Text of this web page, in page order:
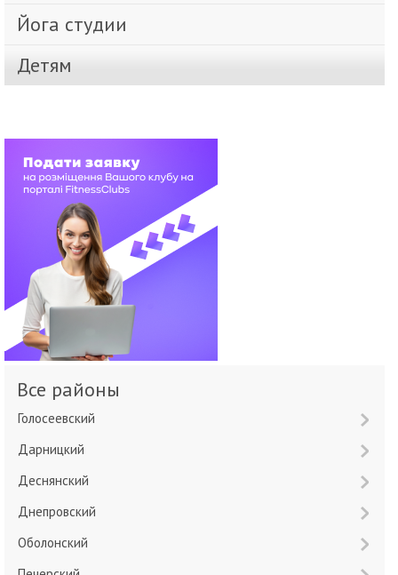
Йога студии
Детям
Все районы
Голосеевский
Дарницкий
Деснянский
Днепровский
Оболонский